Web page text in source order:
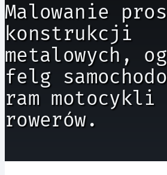
Malowanie
konstrukcji
metalowych,
felg
ram
rowerów.